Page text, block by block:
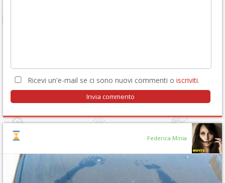
Ricevi un'e-mail se ci sono nuovi commenti o iscriviti.
Federica Minia